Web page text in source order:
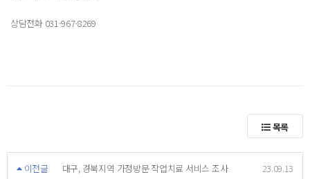
상담전화 031-967-8269
목록
이전글 대구, 경북지역 가정방문 작업치료 서비스 조사 23.09.13